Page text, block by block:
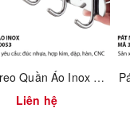
Móc Treo Quần Áo Inox 304 Gắn Tường – Dùng Cho Nhà Tắm & Nhà Bếp | Mã 3600.4.00053
Liên hệ